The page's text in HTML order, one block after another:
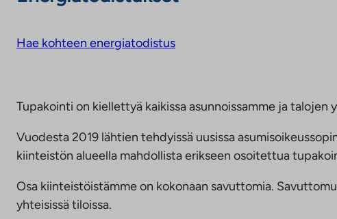
Hae kohteen energiatodistus
Tupakointi on kiellettyä kaikissa asunnoissamme ja talojen
Vuodesta 2019 lähtien tehdyissä uusissa
kiinteistön alueella mahdollista erikseen osoitettua
Osa kiinteistöistämme on kokonaan savuttomia.
yhteisissä tiloissa.